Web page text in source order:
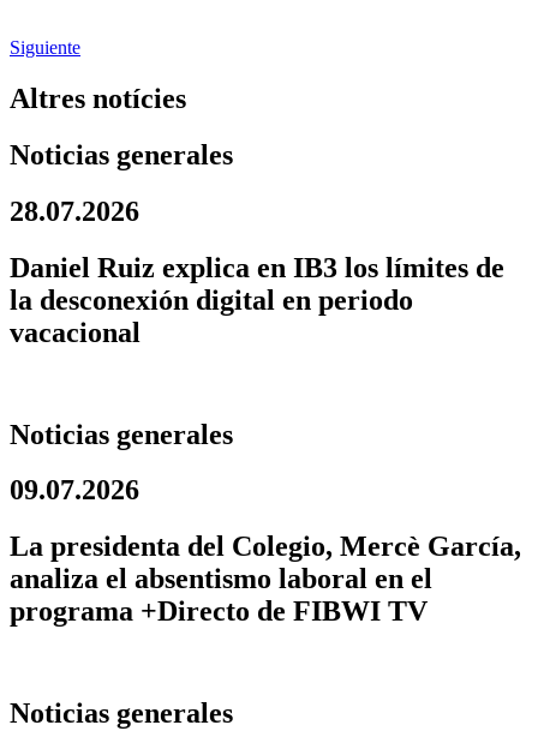
Siguiente
Altres notícies
Noticias generales
28.07.2026
Daniel Ruiz explica en IB3 los límites de
la desconexión digital en periodo
vacacional
Noticias generales
09.07.2026
La presidenta del Colegio, Mercè García,
analiza el absentismo laboral en el
programa +Directo de FIBWI TV
Noticias generales